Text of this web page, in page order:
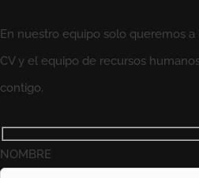
En nuestro equipo solo queremos
CV y el equipo de recursos
contigo.
NOMBRE